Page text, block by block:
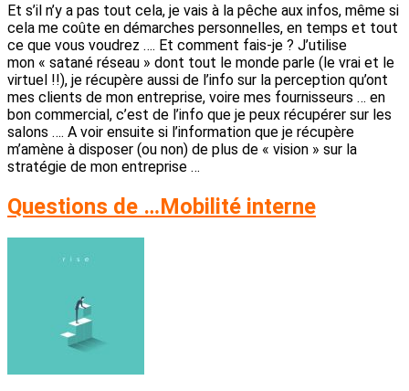
Et s’il n’y a pas tout cela, je vais à la pêche aux infos, même si
cela me coûte en démarches personnelles, en temps et tout
ce que vous voudrez …. Et comment fais-je ? J’utilise
mon « satané réseau » dont tout le monde parle (le vrai et le
virtuel !!), je récupère aussi de l’info sur la perception qu’ont
mes clients de mon entreprise, voire mes fournisseurs … en
bon commercial, c’est de l’info que je peux récupérer sur les
salons …. A voir ensuite si l’information que je récupère
m’amène à disposer (ou non) de plus de « vision » sur la
stratégie de mon entreprise …
Questions de …Mobilité interne